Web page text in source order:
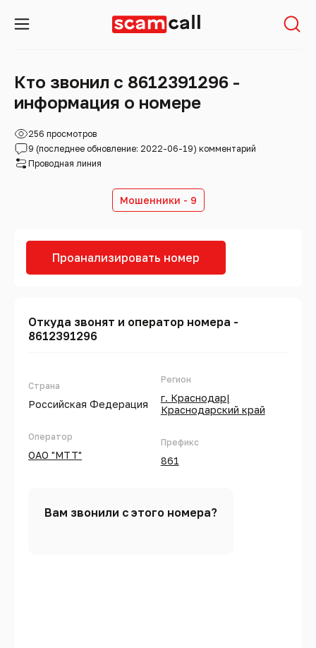
Кто звонил с 8612391296 -
информация о номере
256 просмотров
9 (последнее обновление: 2022-06-19) комментарий
Проводная линия
Мошенники - 9
Проанализировать номер
Откуда звонят и оператор номера -
8612391296
Страна
Российская Федерация
Оператор
ОАО "МТТ"
Регион
г. Краснодар|
Краснодарский край
Префикс
861
Вам звонили с этого номера?